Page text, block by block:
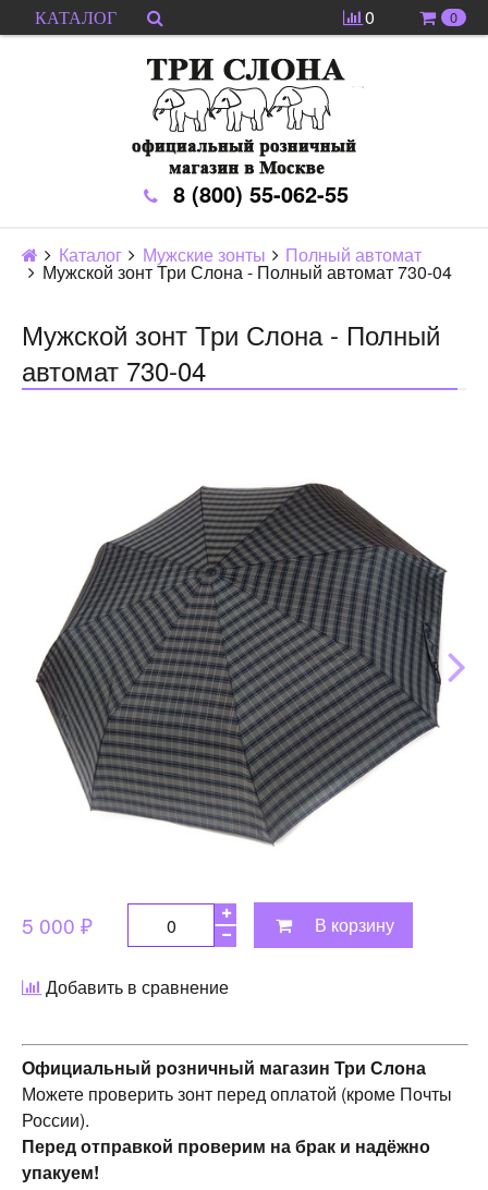
КАТАЛОГ 0 0
8 (800) 55-062-55
Каталог Мужские зонты Полный автомат
Мужской зонт Три Слона - Полный автомат 730-04
Мужской зонт Три Слона - Полный
автомат 730-04
5 000 ₽ В корзину
Добавить в сравнение
Официальный розничный магазин Три Слона
Можете проверить зонт перед оплатой (кроме Почты
России).
Перед отправкой проверим на брак и надёжно
упакуем!